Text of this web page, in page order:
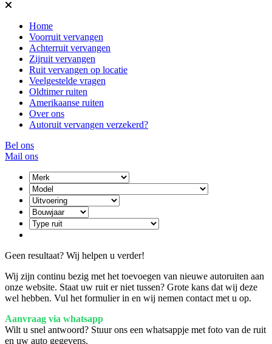
Home
Voorruit vervangen
Achterruit vervangen
Zijruit vervangen
Ruit vervangen op locatie
Veelgestelde vragen
Oldtimer ruiten
Amerikaanse ruiten
Over ons
Autoruit vervangen verzekerd?
Bel ons
Mail ons
Geen resultaat? Wij helpen u verder!
Wij zijn continu bezig met het toevoegen van nieuwe autoruiten aan
onze website. Staat uw ruit er niet tussen? Grote kans dat wij deze
wel hebben. Vul het formulier in en wij nemen contact met u op.
Aanvraag via whatsapp
Wilt u snel antwoord? Stuur ons een whatsappje met foto van de ruit
en uw auto gegevens.